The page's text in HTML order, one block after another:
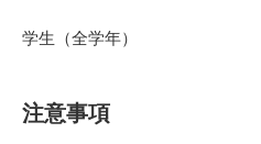
学生（全学年）
注意事項